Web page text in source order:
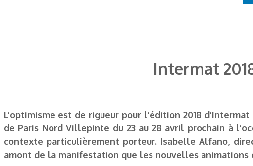
Intermat
L’optimisme est de rigueur pour l’édition 2018
de Paris Nord Villepinte du 23 au 28 avril prochain à
contexte particulièrement porteur. Isabelle Alfano,
amont de la manifestation que les nouvelles